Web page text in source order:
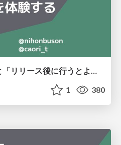
「品質のつくりこみ」と「リリース後に行うとよいテスト活動」を体験する
1 380